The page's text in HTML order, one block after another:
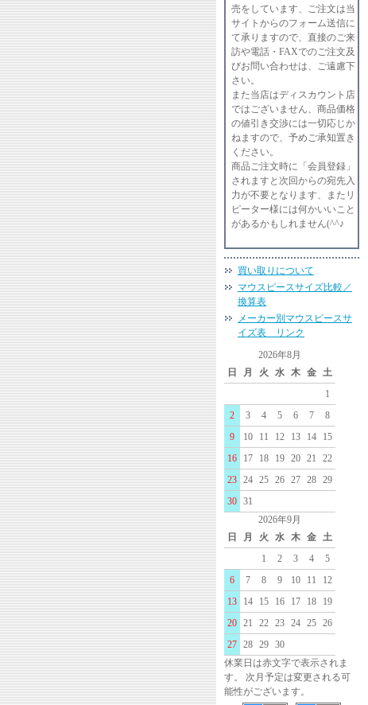
売をしています、ご注文は当
サイトからのフォーム送信に
て承りますので、直接のご来
訪や電話・FAXでのご注文及
びお問い合わせは、ご遠慮下
さい。
また当店はディスカウント店
ではございません、商品価格
の値引き交渉には一切応じか
ねますので、予めご承知置き
ください。
商品ご注文時に「会員登録」
されますと次回からの宛先入
力が不要となります、またリ
ピーター様には何かいいこと
があるかもしれません(^^♪
買い取りについて
マウスピースサイズ比較／
換算表
メーカー別マウスピースサ
イズ表 リンク
2026年8月
日
月 火 水 木 金 土
1
2
3 4 5 6 7
8
9
10 11 12 13 14
15
16
17 18 19 20 21
22
23 24 25 26 27 28 29
30 31
2026年9月
日
月 火 水 木 金 土
1
2 3 4
5
6
7 8 9 10 11
12
13
14 15 16 17 18
19
20 21 22 23 24 25 26
27 28 29 30
休業日は赤文字で表示されま
す。 次月予定は変更される可
能性がございます。